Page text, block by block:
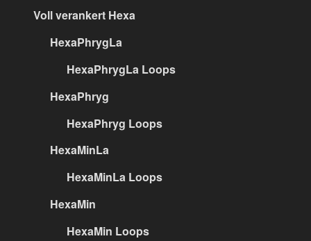
Voll verankert Hexa
HexaPhrygLa
HexaPhrygLa Loops
HexaPhryg
HexaPhryg Loops
HexaMinLa
HexaMinLa Loops
HexaMin
HexaMin Loops